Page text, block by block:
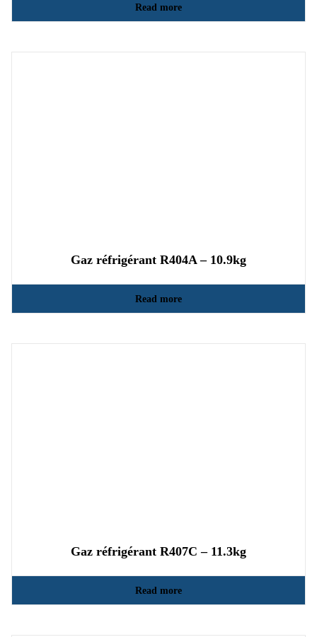
Read more
Gaz réfrigérant R404A – 10.9kg
Read more
Gaz réfrigérant R407C – 11.3kg
Read more